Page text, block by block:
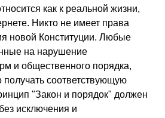
как к реальной жизни,
Никто не имеет права
новой Конституции. Любые
на нарушение
и общественного порядка,
соответствующую
"Закон и порядок" должен
исключения и